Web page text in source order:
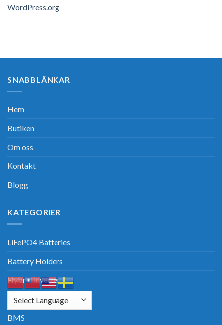
WordPress.org
SNABBLÄNKAR
Hem
Butiken
Om oss
Kontakt
Blogg
KATEGORIER
LiFePO4 Batteries
Battery Holders
Hybrid inverter
Solar Panels
BMS